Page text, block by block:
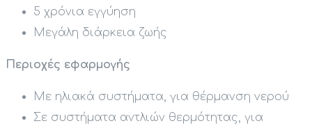
5 χρόνια εγγύηση
Μεγάλη διάρκεια ζωής
Περιοχές εφαρμογής
Με ηλιακά συστήματα, για θέρμανση νερού
Σε συστήματα αντλιών θερμότητας, για